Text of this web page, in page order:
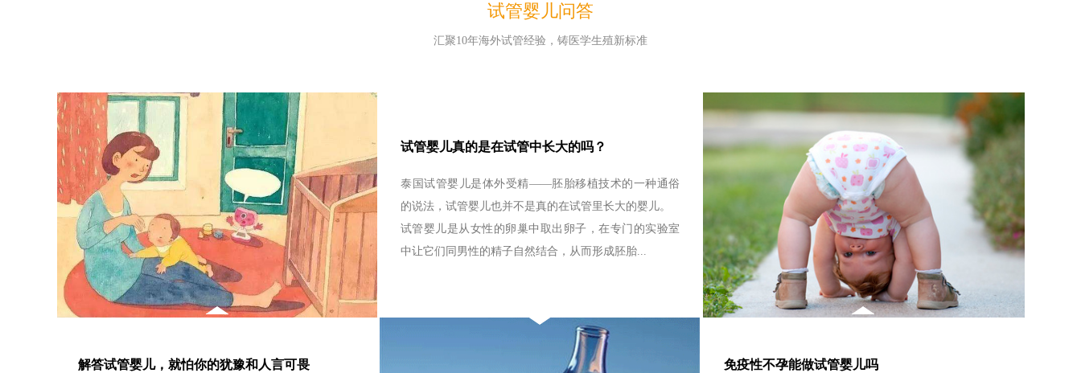
解答试管婴儿，就怕你的犹豫和人言可畏
试管婴儿真的是在试管中长大的吗？
泰国试管婴儿是体外受精——胚胎移植技术的一种通俗
的说法，试管婴儿也并不是真的在试管里长大的婴儿。
试管婴儿是从女性的卵巢中取出卵子，在专门的实验室
中让它们同男性的精子自然结合，从而形成胚胎...
试管婴儿问答
汇聚10年海外试管经验，铸医学生殖新标准
免疫性不孕能做试管婴儿吗